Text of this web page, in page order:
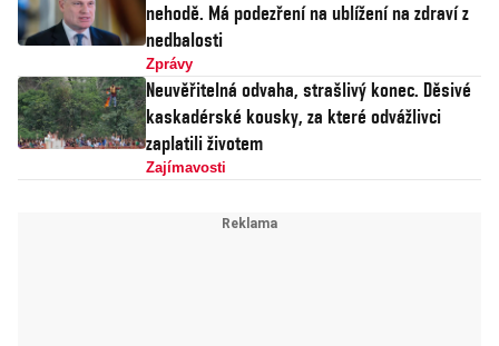
nehodě. Má podezření na ublížení na zdraví z
nedbalosti
Zprávy
Neuvěřitelná odvaha, strašlivý konec. Děsivé
kaskadérské kousky, za které odvážlivci
zaplatili životem
Zajímavosti